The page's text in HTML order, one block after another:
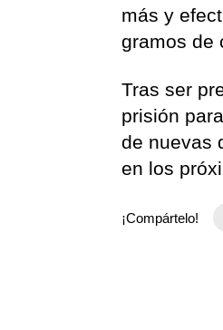
más y
gramos de
Tras ser
prisión
de nuevas
en los
¡Compártelo!